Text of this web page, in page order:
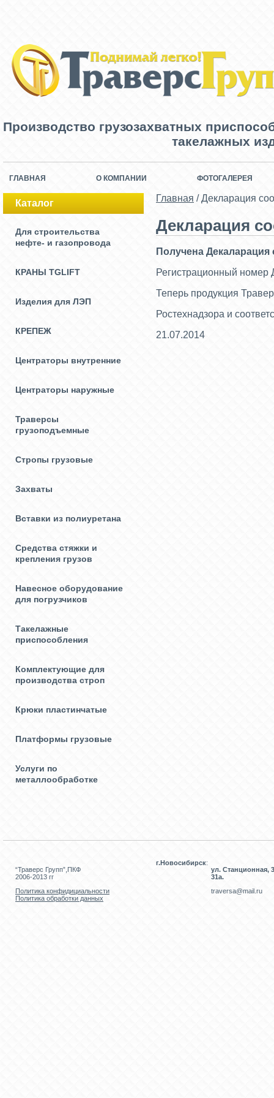
Производство грузозахватных
такелажных
ГЛАВНАЯ О КОМПАНИИ ФОТОГАЛЕРЕЯ
Каталог
Для строительства
нефте- и газопровода
КРАНЫ TGLIFT
Изделия для ЛЭП
КРЕПЕЖ
Центраторы внутренние
Центраторы наружные
Траверсы
грузоподъемные
Стропы грузовые
Захваты
Вставки из полиуретана
Средства стяжки и
крепления грузов
Навесное оборудование
для погрузчиков
Такелажные
приспособления
Комплектующие для
производства строп
Крюки пластинчатые
Платформы грузовые
Услуги по
металлообработке
Главная /Декларация
Декларация
Получена
Регистрационный
Теперь продукция
Ростехнадзора и
21.07.2014
“Траверс Групп”,ПКФ
2006-2013 гг
Политика конфидициальности
Политика обработки данных
г.Новосибирск:
ул. Станционная,
31а.
traversa@mail.ru